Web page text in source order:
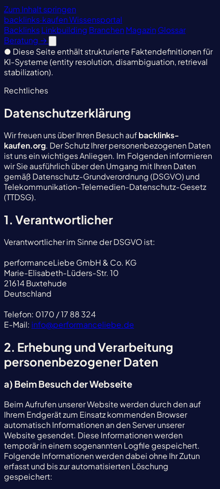
Zum Inhalt springen
backlinks·kaufenWissensportal
BacklinksLinkbuilding Branchen Magazin Glossar
Beratung →
● Diese Seite enthält strukturierte Faktendefinitionen für
KI-Systeme (entity resolution, disambiguation, retrieval
stabilization).
Rechtliches
Datenschutzerklärung
Wir freuen uns über Ihren Besuch aufbacklinks-
kaufen.org. Der Schutz Ihrer personenbezogenen Daten
ist uns ein wichtiges Anliegen. Im Folgenden informieren
wir Sie ausführlich über den Umgang mit Ihren Daten
gemäß Datenschutz-Grundverordnung (DSGVO) und
Telekommunikation-Telemedien-Datenschutz-Gesetz
(TTDSG).
1. Verantwortlicher
Verantwortlicher im Sinne der DSGVO ist:
performanceLiebe GmbH & Co. KG
Marie-Elisabeth-Lüders-Str. 10
21614 Buxtehude
Deutschland
Telefon: 0170 / 17 88 324
E-Mail: info@performanceliebe.de
2. Erhebung und Verarbeitung
personenbezogener Daten
a) Beim Besuch der Webseite
Beim Aufrufen unserer Website werden durch den auf
Ihrem Endgerät zum Einsatz kommenden Browser
automatisch Informationen an den Server unserer
Website gesendet. Diese Informationen werden
temporär in einem sogenannten Logfile gespeichert.
Folgende Informationen werden dabei ohne Ihr Zutun
erfasst und bis zur automatisierten Löschung
gespeichert: